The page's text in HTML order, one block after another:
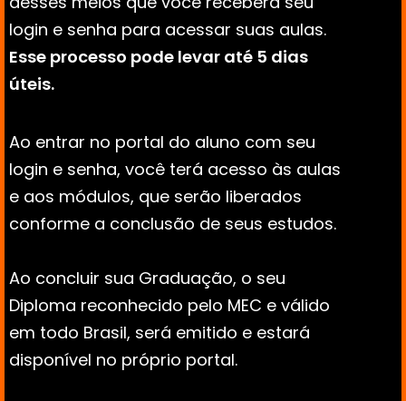
Esse processo pode levar até 5 dias
úteis.
Ao entrar no portal do aluno com seu
login e senha, você terá acesso às aulas
e aos módulos, que serão liberados
conforme a conclusão de seus estudos.
Ao concluir sua Graduação, o seu
Diploma reconhecido pelo MEC e válido
em todo Brasil, será emitido e estará
disponível no próprio portal.